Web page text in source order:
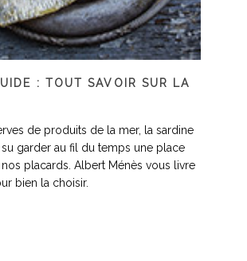
: TOUT SAVOIR SUR LA
de produits de la mer, la sardine
garder au fil du temps une place
placards. Albert Ménès vous livre
bien la choisir.